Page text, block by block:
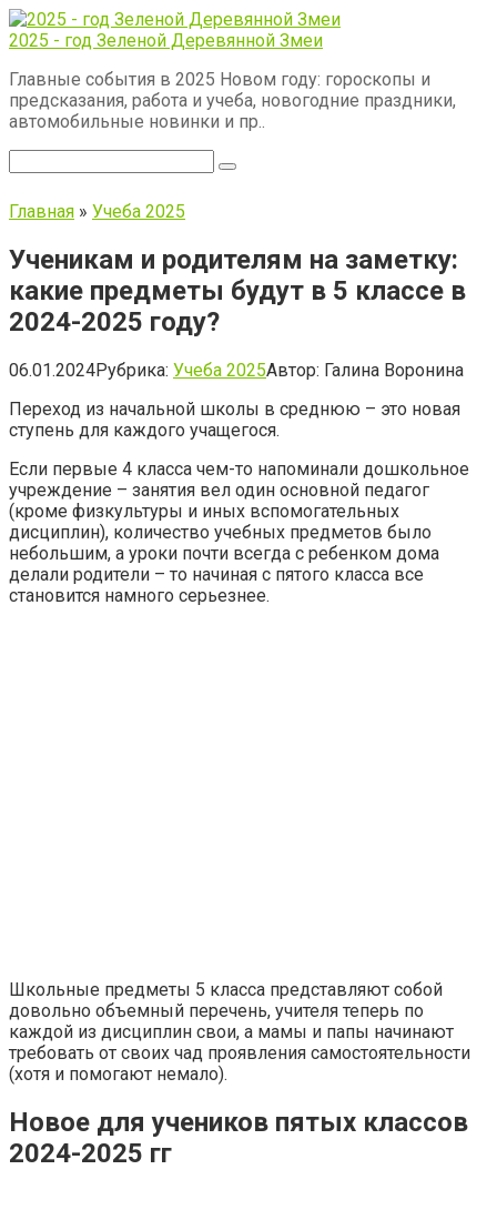
Перейти
к
2025 - год Зеленой Деревянной Змеи
Главные события в 2025 Новом году: гороскопы и
предсказания, работа и учеба, новогодние праздники,
автомобильные новинки и пр..
Главная » Учеба 2025
Ученикам и родителям на заметку:
какие предметы будут в 5 классе в
2024-2025 году?
06.01.2024Рубрика: Учеба 2025Автор: Галина Воронина
Переход из начальной школы в среднюю – это новая
ступень для каждого учащегося.
Если первые 4 класса чем-то напоминали дошкольное
учреждение – занятия вел один основной педагог
(кроме физкультуры и иных вспомогательных
дисциплин), количество учебных предметов было
небольшим, а уроки почти всегда с ребенком дома
делали родители – то начиная с пятого класса все
становится намного серьезнее.
Школьные предметы 5 класса представляют собой
довольно объемный перечень, учителя теперь по
каждой из дисциплин свои, а мамы и папы начинают
требовать от своих чад проявления самостоятельности
(хотя и помогают немало).
Новое для учеников пятых классов
2024-2025 гг